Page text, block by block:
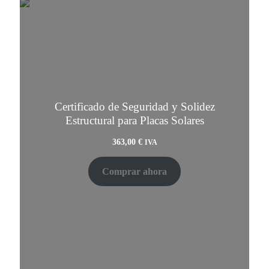
Certificado de Seguridad y Solidez
Estructural para Placas Solares
363,00 € IVA
Comprar ahora